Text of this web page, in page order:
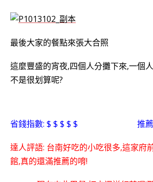
最後大家的餐點來張大合照
這麼豐盛的宵夜,四個人分攤下來,一個
不是很划算呢?
省錢指數: $ $ $ $ $ 推薦指
達人評語: 台南好吃的小吃很多,這家府
館,真的還滿推薦的唷!